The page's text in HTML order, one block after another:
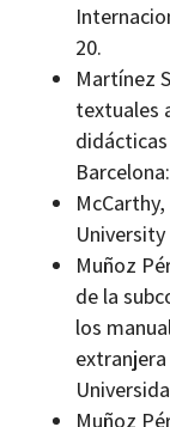
20.
Martínez
textuales
didácticas
University
Muñoz
de la
los
Muñoz